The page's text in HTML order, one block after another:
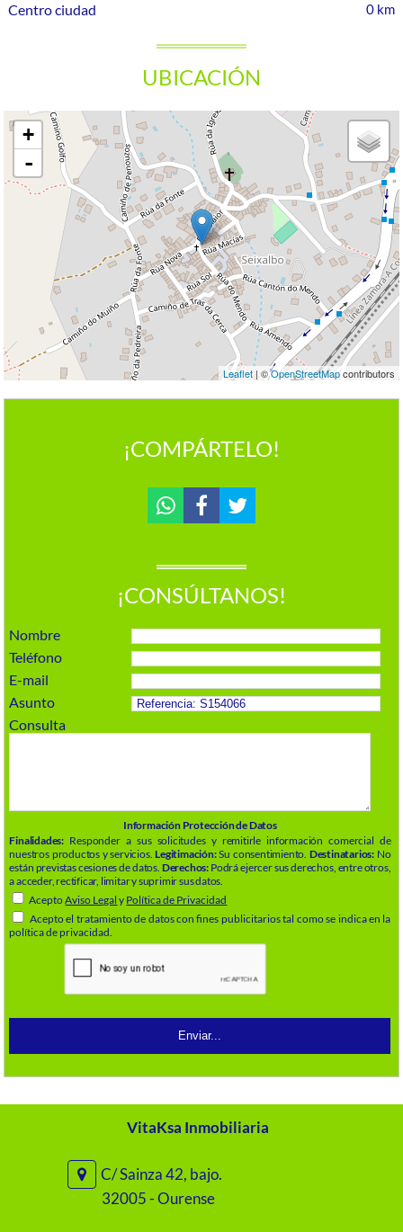
Centro ciudad 0 km
UBICACIÓN
+
-
Leaflet| ©OpenStreetMapcontributors
¡COMPÁRTELO!
¡CONSÚLTANOS!
Nombre
Teléfono
E-mail
Asunto
Consulta
Información Protección de Datos
Finalidades: Responder a sus solicitudes y remitirle información comercial de
nuestros productos y servicios.Legitimación:Su consentimiento. Destinatarios:No
están previstas cesiones de datos. Derechos: Podrá ejercer sus derechos, entre otros,
a acceder, rectificar, limitar y suprimir sus datos.
AceptoAviso Legal y Política de Privacidad
Acepto el tratamiento de datos con fines publicitarios tal como se indica en la
política de privacidad.
VitaKsa Inmobiliaria
C/ Sainza 42, bajo.
32005 - Ourense